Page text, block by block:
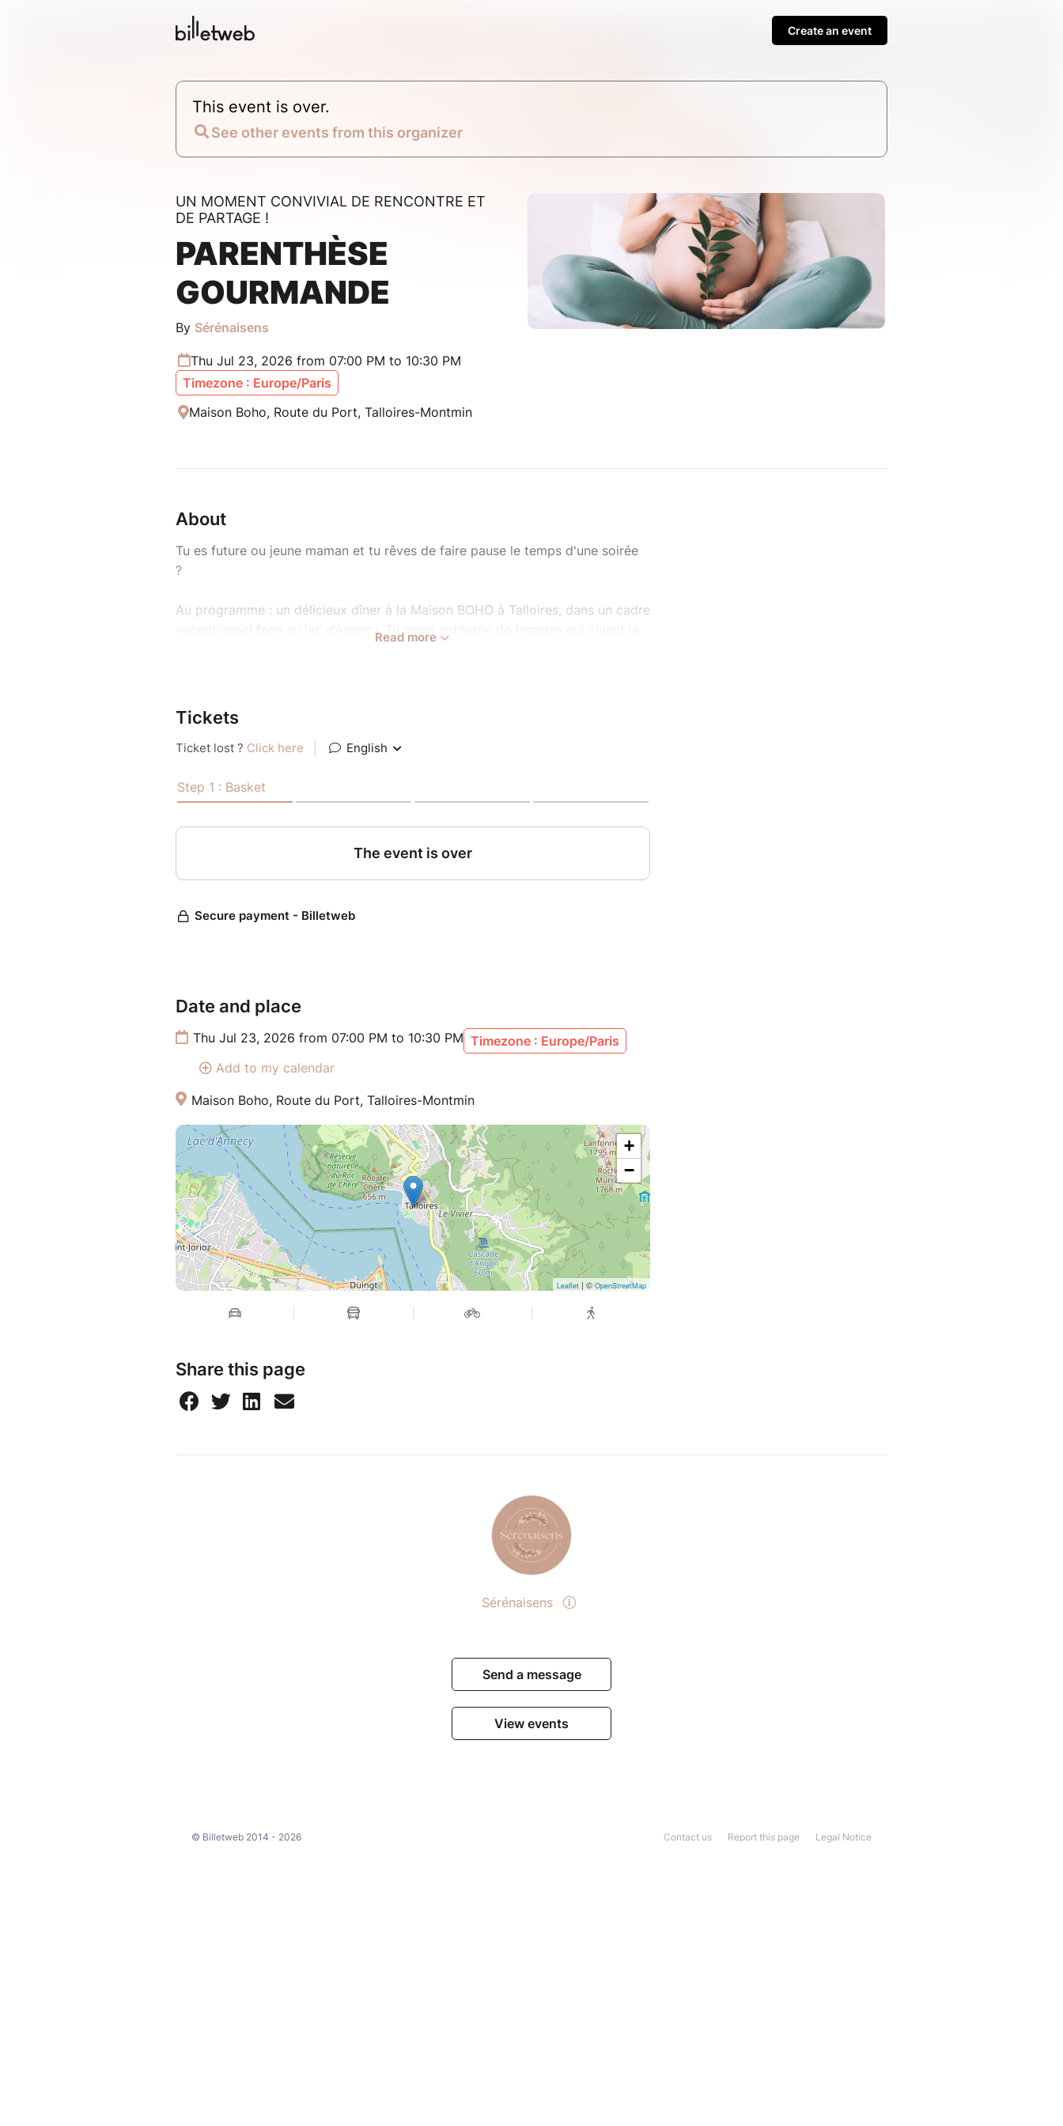
Create an event
This event is over.
See other events from this organizer
UN MOMENT CONVIVIAL DE RENCONTRE ET
DE PARTAGE !
PARENTHÈSE
GOURMANDE
By Sérénaisens
Thu Jul 23, 2026 from 07:00 PM to 10:30 PM
Timezone : Europe/Paris
Maison Boho, Route du Port, Talloires-Montmin
About
Tu es future ou jeune maman et tu rêves de faire pause le temps d'une soirée
?
Au programme : un délicieux dîner à la Maison BOHO à Talloires, dans un cadre
exceptionnel face au lac d’Annecy. Tu seras entourée de femmes qui vivent la
Au menu : de la bonne humeur, des conversations qui font du bien et des
éclats de rire garantis ! Tu repartiras le cœur léger, reboostée et remplie de
belles énergies pour le reste de ta semaine ☀️
Parce que les plus beaux moments se vivent en petit comité, cette soirée est
réservée à seulement 9 femmes, pour préserver une ambiance intimiste et
conviviale.
Read more
Tickets
Date and place
Thu Jul 23, 2026 from 07:00 PM to 10:30 PM Timezone : Europe/Paris
Add to my calendar
Maison Boho, Route du Port, Talloires-Montmin
+
−
Leaflet | © OpenStreetMap
Share this page
Sérénaisens
Send a message
View events
© Billetweb 2014 - 2026 Legal Notice
Report this page
Contact us